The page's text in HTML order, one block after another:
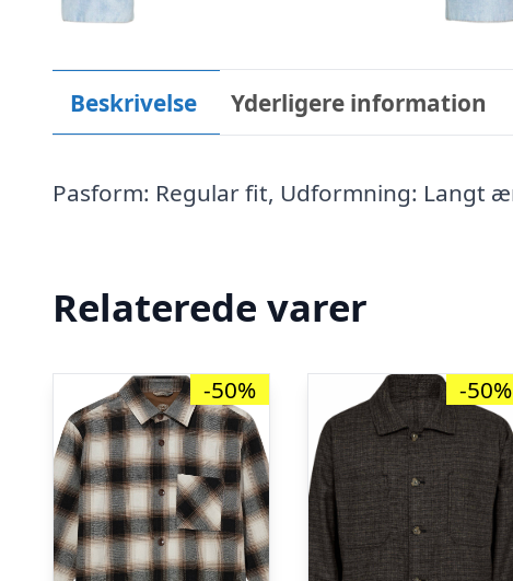
Beskrivelse Yderligere information
Pasform: Regular fit, Udformning: Langt
Relaterede varer
-50% -50%